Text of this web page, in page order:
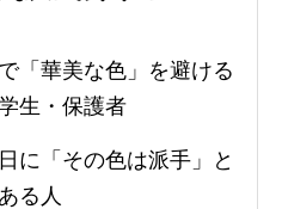
「華美な色」を避ける
生・保護者
に「その色は派手」と
る人